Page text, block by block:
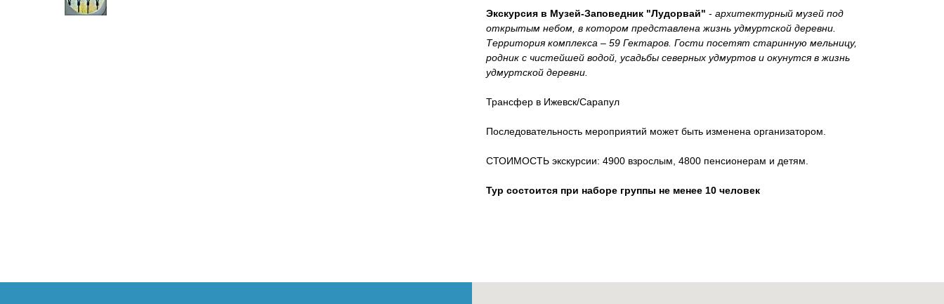
Экскурсия в Музей-Заповедник "Лудорвай" - архитектурный музей под
открытым небом, в котором представлена жизнь удмуртской деревни.
Территория комплекса – 59 Гектаров. Гости посетят старинную мельницу,
родник с чистейшей водой, усадьбы северных удмуртов и окунутся в жизнь
удмуртской деревни.
Трансфер в Ижевск/Сарапул
Последовательность мероприятий может быть изменена организатором.
СТОИМОСТЬ экскурсии: 4900 взрослым, 4800 пенсионерам и детям.
Тур состоится при наборе группы не менее 10 человек